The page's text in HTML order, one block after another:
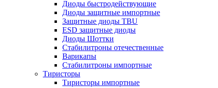
Диоды быстродействующие
Диоды защитные импортные
Защитные диоды TBU
ESD защитные диоды
Диоды Шоттки
Стабилитроны отечественные
Варикапы
Стабилитроны импортные
Тиристоры
Тиристоры импортные